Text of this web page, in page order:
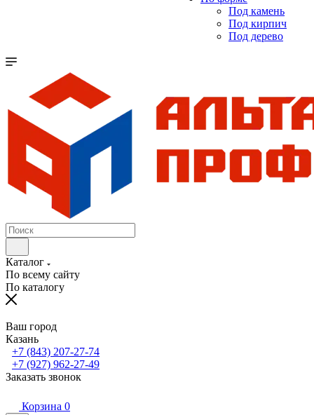
Под камень
Под кирпич
Под дерево
Каталог
По всему сайту
По каталогу
Ваш город
Казань
+7 (843) 207-27-74
+7 (927) 962-27-49
Заказать звонок
Корзина 0